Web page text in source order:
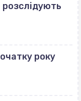
року